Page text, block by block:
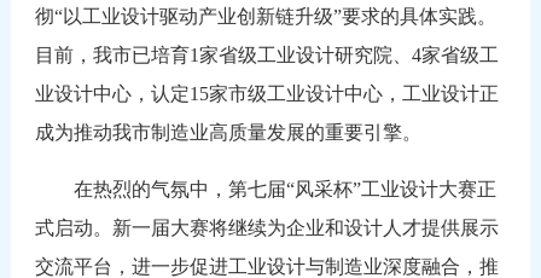
彻“以工业设计驱动产业创新链升级”要求的具体实践。
目前，我市已培育1家省级工业设计研究院、4家省级工
业设计中心，认定15家市级工业设计中心，工业设计正
成为推动我市制造业高质量发展的重要引擎。
在热烈的气氛中，第七届“风采杯”工业设计大赛正
式启动。新一届大赛将继续为企业和设计人才提供展示
交流平台，进一步促进工业设计与制造业深度融合，推